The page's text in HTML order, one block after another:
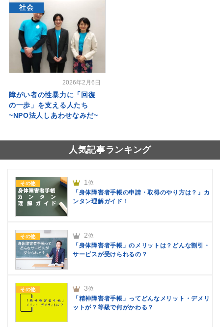
社会
2026年2月6日
障がい者の性暴力に「回復
の一歩」を支える人たち
~NPO法人しあわせなみだ~
人気記事ランキング
その他 1 位
「身体障害者手帳の申請・取得のやり方は？」カ
ンタン理解ガイド！
その他 2位
「身体障害者手帳」のメリットは？どんな割引・
サービスが受けられるの？
その他 3位
「精神障害者手帳」ってどんなメリット・デメリ
ットが？等級で何がかわる？